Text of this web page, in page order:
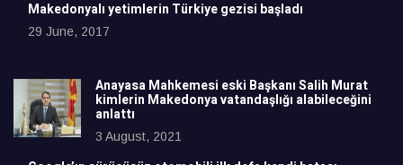
Makedonyalı yetimlerin Türkiye gezisi başladı
29 June, 2017
Anayasa Mahkemesi eski Başkanı Salih Murat
kimlerin Makedonya vatandaşlığı alabileceğini
anlattı
3 August, 2021